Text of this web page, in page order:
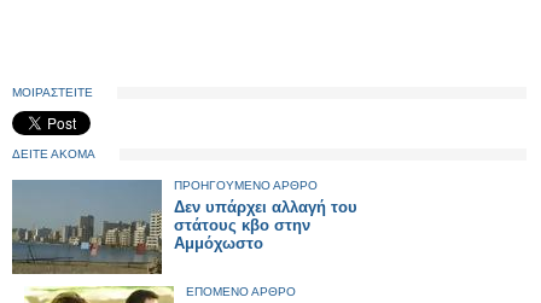
ΜΟΙΡΑΣΤΕΙΤΕ
ΔΕΙΤΕ ΑΚΟΜΑ
ΠΡΟΗΓΟΥΜΕΝΟ ΑΡΘΡΟ
Δεν υπάρχει αλλαγή του
στάτους κβο στην
Αμμόχωστο
ΕΠΟΜΕΝΟ ΑΡΘΡΟ